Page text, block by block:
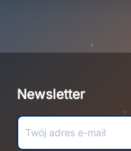
Newsletter